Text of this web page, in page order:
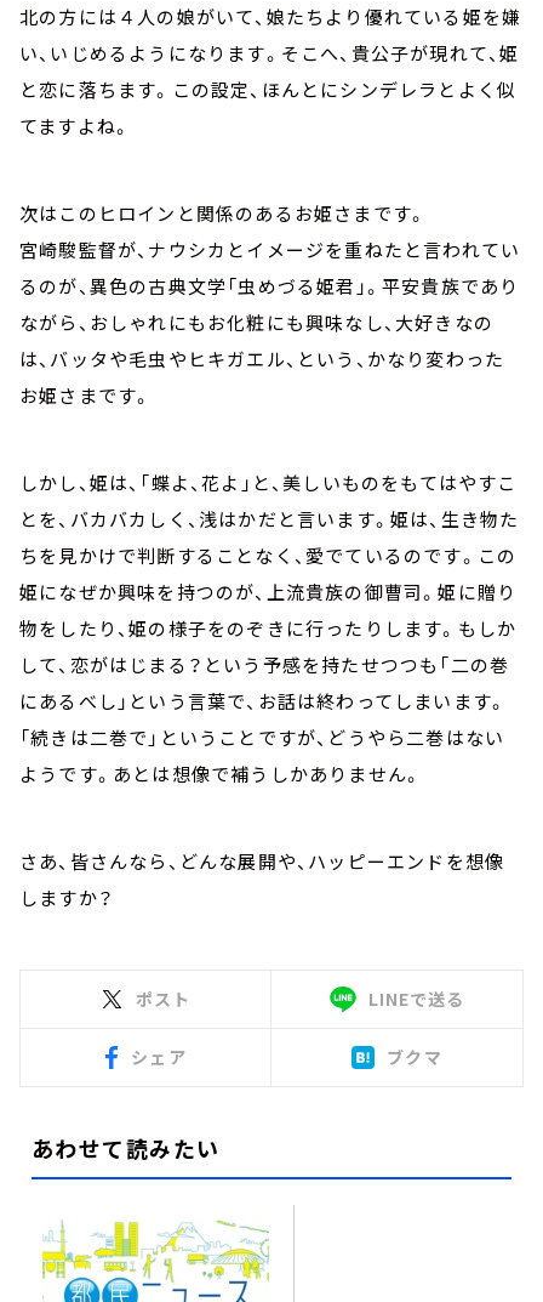
北の方には４人の娘がいて、娘たちより優れている姫を嫌
い、いじめるようになります。そこへ、貴公子が現れて、姫
と恋に落ちます。この設定、ほんとにシンデレラとよく似
てますよね。
次はこのヒロインと関係のあるお姫さまです。
宮崎駿監督が、ナウシカとイメージを重ねたと言われてい
るのが、異色の古典文学「虫めづる姫君」。平安貴族であり
ながら、おしゃれにもお化粧にも興味なし、大好きなの
は、バッタや毛虫やヒキガエル、という、かなり変わった
お姫さまです。
しかし、姫は、「蝶よ、花よ」と、美しいものをもてはやすこ
とを、バカバカしく、浅はかだと言います。姫は、生き物た
ちを見かけで判断することなく、愛でているのです。この
姫になぜか興味を持つのが、上流貴族の御曹司。姫に贈り
物をしたり、姫の様子をのぞきに行ったりします。もしか
して、恋がはじまる？という予感を持たせつつも「二の巻
にあるべし」という言葉で、お話は終わってしまいます。
「続きは二巻で」ということですが、どうやら二巻はない
ようです。あとは想像で補うしかありません。
さあ、皆さんなら、どんな展開や、ハッピーエンドを想像
しますか？
ポスト LINEで送る
シェア ブクマ
あわせて読みたい